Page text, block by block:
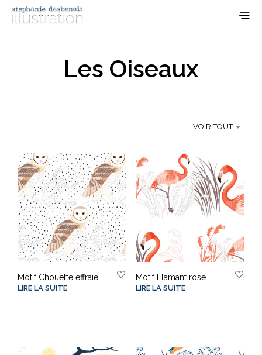
Les Oiseaux
VOIR TOUT
Motif Chouette effraie
LIRE LA SUITE
Motif Flamant rose
LIRE LA SUITE